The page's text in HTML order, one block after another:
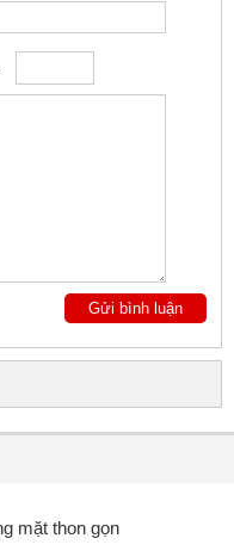
mặt thon gọn